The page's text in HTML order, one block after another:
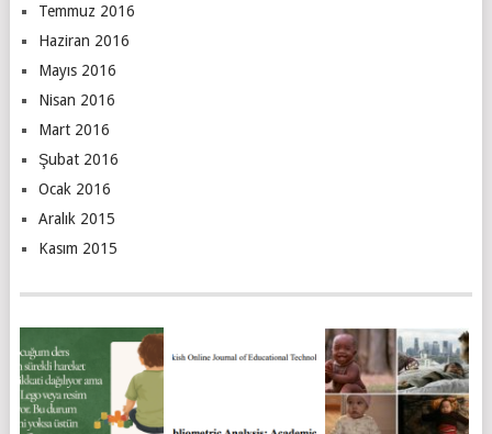
Temmuz 2016
Haziran 2016
Mayıs 2016
Nisan 2016
Mart 2016
Şubat 2016
Ocak 2016
Aralık 2015
Kasım 2015